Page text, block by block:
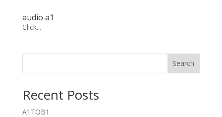
audio a1
Click...
Search
Recent Posts
A1TOB1